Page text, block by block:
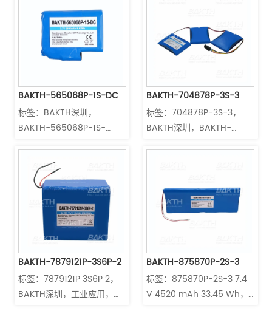
离子聚合物电池，锂离子聚
合物电池单元3.7 V，锂离子
聚合物电池组，医疗器械，
便携式设备，深圳BAKTH科
证
BAKTH科技 符合
IEC62133/UN38 3认证
BAKTH-565068P-1S-DC
标签：BAKTH深圳，
BAKTH-565068P-1S-
离子聚合物电池单元3.7 V，
锂离子聚合物电池组，医疗
器械，便携式设备 符合
IEC62133/UN38 3认证
BAKTH-704878P-3S-3
标签：704878P-3S-3，
BAKTH深圳，BAKTH-
聚合物电池组，医疗器械，
便携式设备，深圳BAKTH
Technology 符合
BAKTH-7879121P-3S6P-2
标签：7879121P 3S6P 2，
BAKTH深圳，工业应用，锂
BAKTH-875870P-2S-3
标签：875870P-2S-3 7.4
V 4520 mAh 33.45 Wh，